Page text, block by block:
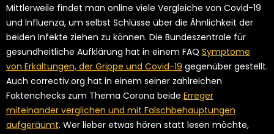
Mittlerweile findet man online viele Vergleiche von Covid-19
und Influenza, um selbst Schlüsse über die Ähnlichkeit der
beiden Infekte ziehen zu können. Die Bundeszentrale für
gesundheitliche Aufklärung hat in einem FAQ Symptome
von Erkältungen, der Grippe und Covid-19 gegenüber gestellt.
Auch correctiv.org hat in einem seiner zahlreichen
Faktenchecks zum Thema Corona beide Erreger
miteinander verglichen und mit Falschbehauptungen
aufgeräumt. Wer lieber etwas hören statt lesen möchte,